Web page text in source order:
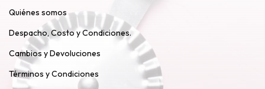
Quiénes somos
Despacho, Costo y Condiciones.
Cambios y Devoluciones
Términos y Condiciones